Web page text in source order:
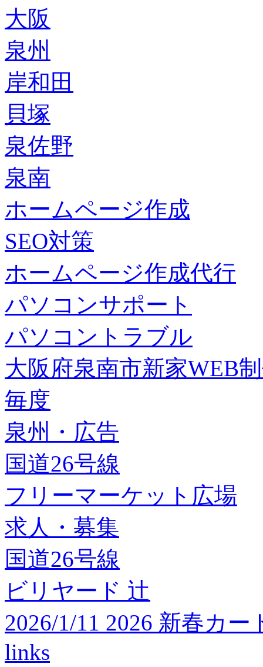
大阪
泉州
岸和田
貝塚
泉佐野
泉南
ホームページ作成
SEO対策
ホームページ作成代行
パソコンサポート
パソコントラブル
大阪府泉南市新家WEB
毎度
泉州・広告
国道26号線
フリーマーケット広場
求人・募集
国道26号線
ビリヤード 辻
2026/1/11 2026 新春カ
links